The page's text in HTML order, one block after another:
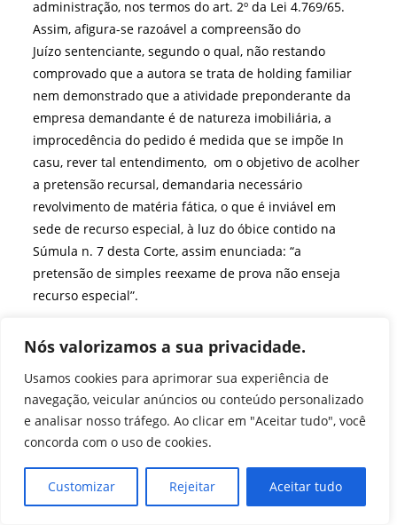
Nós valorizamos a sua privacidade.
Usamos cookies para aprimorar sua experiência de
navegação, veicular anúncios ou conteúdo personalizado
e analisar nosso tráfego. Ao clicar em "Aceitar tudo", você
concorda com o uso de cookies.
Customizar Rejeitar Aceitar tudo
administração, nos termos do art. 2º da Lei 4.769/65.
Assim, afigura-se razoável a compreensão do
Juízo sentenciante, segundo o qual, não restando
comprovado que a autora se trata de holding familiar
nem demonstrado que a atividade preponderante da
empresa demandante é de natureza imobiliária, a
improcedência do pedido é medida que se impõe In
casu, rever tal entendimento, om o objetivo de acolher
a pretensão recursal, demandaria necessário
revolvimento de matéria fática, o que é inviável em
sede de recurso especial, à luz do óbice contido na
Súmula n. 7 desta Corte, assim enunciada: “a
pretensão de simples reexame de prova não enseja
recurso especial”.
PROCESSUAL CIVIL E ADMINISTRATIVO. EMBARGOS DE
DECLARAÇÃO NO AGRAVO INTERNO NO AGRAVO EM
RECURSO
ESPECIAL. OMISSÃO. EXISTÊNCIA. VIOLAÇÃO DO ART. 1°
DA LEI N. 6.839/1980. REVISÃO. IMPOSSIBILIDADE.
SÚMULA 7/STJ.
1. De acordo com a norma prevista no artigo 1.022 do